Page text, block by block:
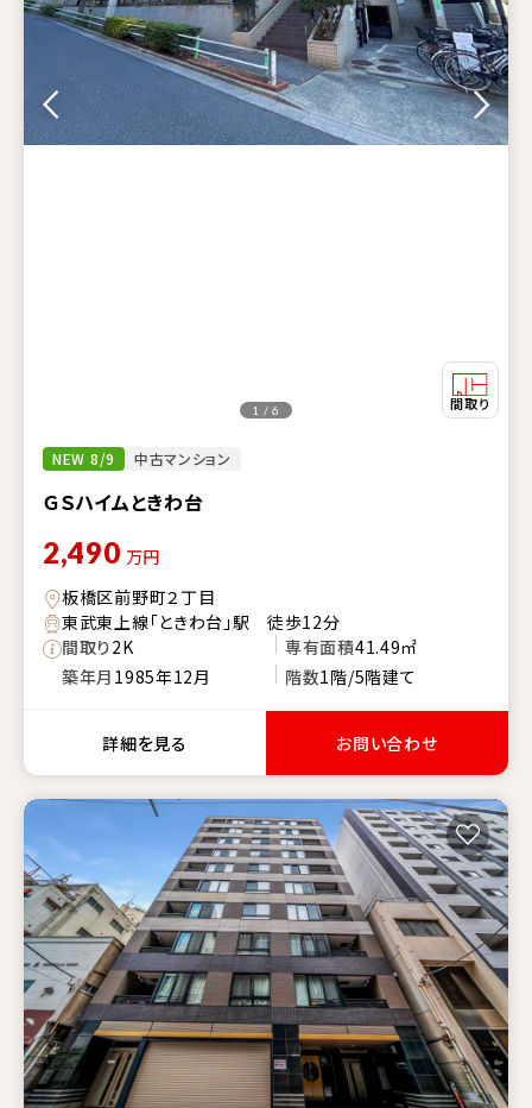
NEW 8/9 中古マンション
ＧＳハイムときわ台
1 / 6
2,490 万円
板橋区前野町２丁目
東武東上線「ときわ台」駅 徒歩12分
間取り2K 専有面積41.49㎡
築年月 1985年12月 階数1階/5階建て
詳細を見る お問い合わせ